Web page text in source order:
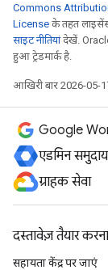
Commons
License के तहत लाइसेंस
साइट नीतियांदेखें.
हुआ ट्रेडमार्क है.
आखिरी बार 2026-05-
Google
एडमिन समुदाय
ग्राहक सेवा
दस्तावेज़ तैयार
सहायता केंद्र पर जाएं